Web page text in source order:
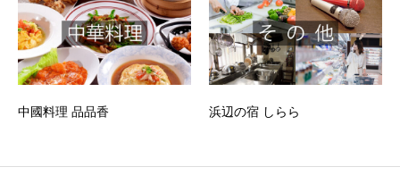
中國料理 品品香 浜辺の宿 しらら